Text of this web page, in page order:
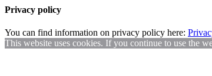
Privacy policy
You can find information on privacy policy here:
This website uses cookies. If you continue to use the